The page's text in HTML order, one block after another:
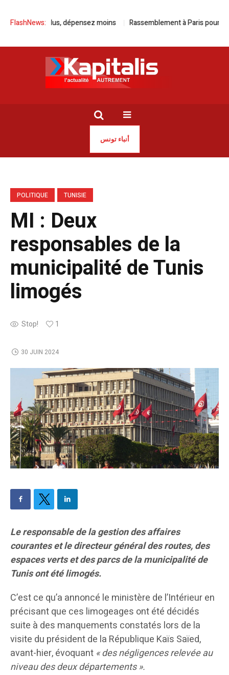
FlashNews:
roulez plus, dépensez moins Rassemblement à Paris pour la
أنباء تونس
POLITIQUE TUNISIE
MI : Deux
responsables de la
municipalité de Tunis
limogés
Stop! 1
30 JUIN 2024
Le responsable de la gestion des affaires
courantes et le directeur général des routes, des
espaces verts et des parcs de la municipalité de
Tunis ont été limogés.
C’est ce qu’a annoncé le ministère de l’Intérieur en
précisant que ces limogeages ont été décidés
suite à des manquements constatés lors de la
visite du président de la République Kaïs Saïed,
avant-hier, évoquant « des négligences relevée au
niveau des deux départements ».